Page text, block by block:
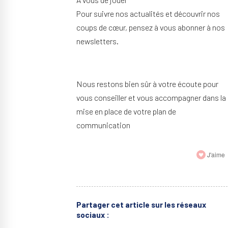
Pour suivre nos actualités et découvrir nos
coups de cœur, pensez à vous abonner à nos
newsletters.
Nous restons bien sûr à votre écoute pour
vous conseiller et vous accompagner dans la
mise en place de votre plan de
communication
J'aime
Partager cet article sur les réseaux
sociaux :